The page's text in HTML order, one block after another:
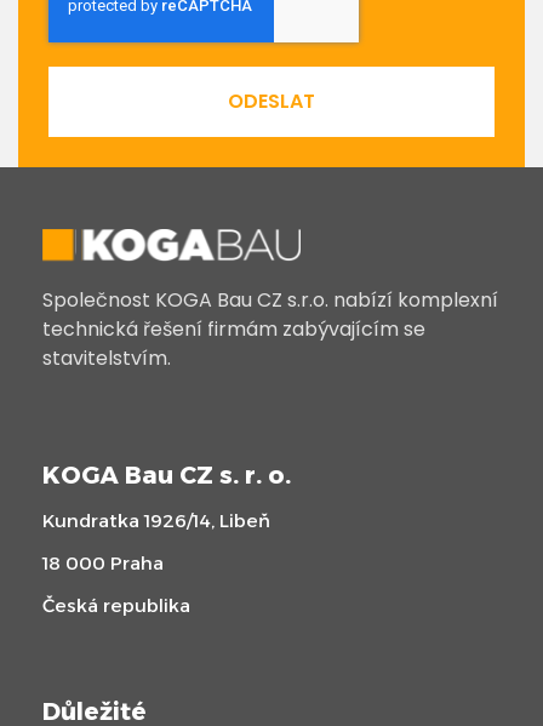
ODESLAT
Společnost KOGA Bau CZ s.r.o. nabízí komplexní
technická řešení firmám zabývajícím se
stavitelstvím.
KOGA Bau CZ s. r. o.
Kundratka 1926/14, Libeň
18 000 Praha
Česká republika
Důležité